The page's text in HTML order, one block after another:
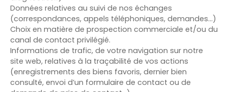
Données relatives au suivi de nos échanges
(correspondances, appels téléphoniques, demandes…)
Choix en matière de prospection commerciale et/ou du
canal de contact privilégié.
Informations de trafic, de votre navigation sur notre
site web, relatives à la traçabilité de vos actions
(enregistrements des biens favoris, dernier bien
consulté, envoi d’un formulaire de contact ou de